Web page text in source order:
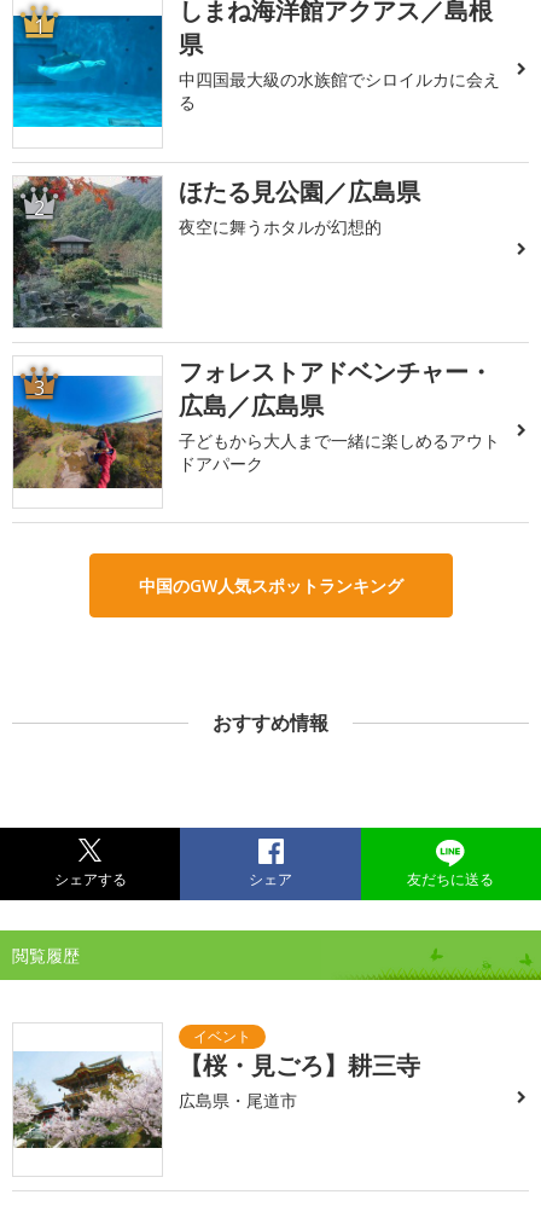
1
しまね海洋館アクアス／島根
県
中四国最大級の水族館でシロイルカに会え
る
2 ほたる見公園／広島県
夜空に舞うホタルが幻想的
3
フォレストアドベンチャー・
広島／広島県
子どもから大人まで一緒に楽しめるアウト
ドアパーク
中国のGW人気スポットランキング
おすすめ情報
シェアする シェア 友だちに送る
閲覧履歴
【桜・見ごろ】耕三寺
広島県・尾道市